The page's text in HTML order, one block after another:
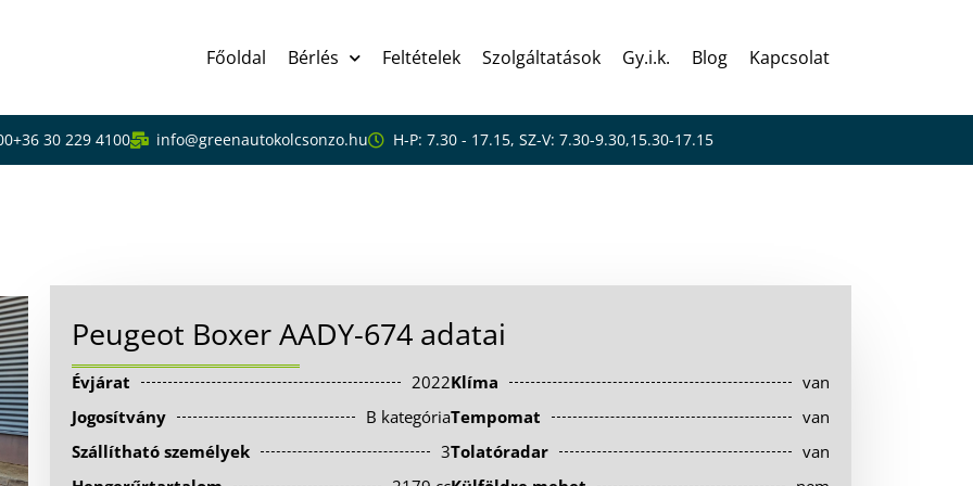
Főoldal Bérlés Feltételek Szolgáltatások Gy.i.k. Blog Kapcsolat
+36 30 229 4100 info@greenautokolcsonzo.hu H-P: 7.30 - 17.15, SZ-V: 7.30-9.30,15.30-17.15
Peugeot Boxer AADY-674 adatai
Évjárat
2022
Jogosítvány
B kategória
Szállítható személyek
3
Klíma
van
Tempomat
van
Tolatóradar
van